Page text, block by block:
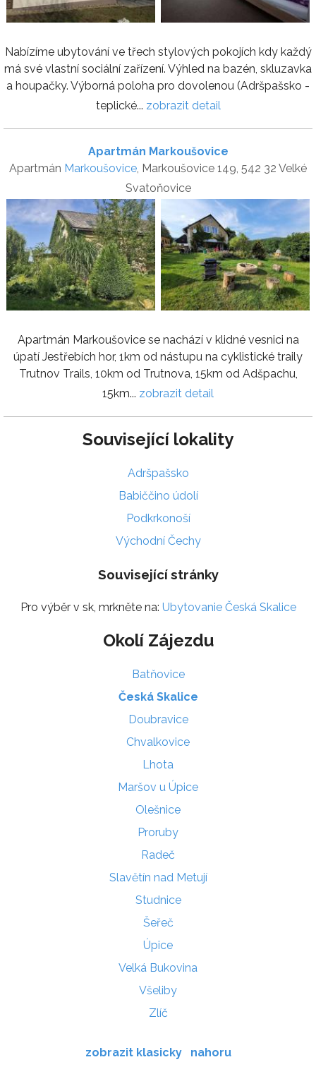
Nabízíme ubytování ve třech stylových pokojích kdy každý
má své vlastní sociální zařízení. Výhled na bazén, skluzavka
a houpačky. Výborná poloha pro dovolenou (Adršpašsko -
teplické... zobrazit detail
Apartmán Markoušovice
Apartmán Markoušovice, Markoušovice 149, 542 32 Velké
Svatoňovice
Apartmán Markoušovice se nachází v klidné vesnici na
úpatí Jestřebích hor, 1km od nástupu na cyklistické traily
Trutnov Trails, 10km od Trutnova, 15km od Adšpachu,
15km... zobrazit detail
Související lokality
Adršpašsko
Babiččino údolí
Podkrkonoší
Východní Čechy
Související stránky
Pro výběr v sk, mrkněte na: Ubytovanie Česká Skalice
Okolí Zájezdu
Batňovice
Česká Skalice
Doubravice
Chvalkovice
Lhota
Maršov u Úpice
Olešnice
Proruby
Radeč
Slavětín nad Metují
Studnice
Šeřeč
Úpice
Velká Bukovina
Všeliby
Zlíč
zobrazit klasicky nahoru